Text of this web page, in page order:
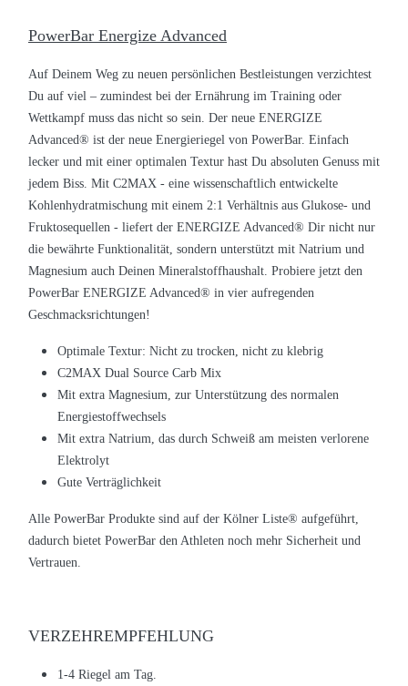
PowerBar Energize Advanced
Auf Deinem Weg zu neuen persönlichen Bestleistungen verzichtest
Du auf viel – zumindest bei der Ernährung im Training oder
Wettkampf muss das nicht so sein. Der neue ENERGIZE
Advanced® ist der neue Energieriegel von PowerBar. Einfach
lecker und mit einer optimalen Textur hast Du absoluten Genuss mit
jedem Biss. Mit C2MAX - eine wissenschaftlich entwickelte
Kohlenhydratmischung mit einem 2:1 Verhältnis aus Glukose- und
Fruktosequellen - liefert der ENERGIZE Advanced® Dir nicht nur
die bewährte Funktionalität, sondern unterstützt mit Natrium und
Magnesium auch Deinen Mineralstoffhaushalt. Probiere jetzt den
PowerBar ENERGIZE Advanced® in vier aufregenden
Geschmacksrichtungen!
Optimale Textur: Nicht zu trocken, nicht zu klebrig
C2MAX Dual Source Carb Mix
Mit extra Magnesium, zur Unterstützung des normalen
Energiestoffwechsels
Mit extra Natrium, das durch Schweiß am meisten verlorene
Elektrolyt
Gute Verträglichkeit
Alle PowerBar Produkte sind auf der Kölner Liste® aufgeführt,
dadurch bietet PowerBar den Athleten noch mehr Sicherheit und
Vertrauen.
VERZEHREMPFEHLUNG
1-4 Riegel am Tag.